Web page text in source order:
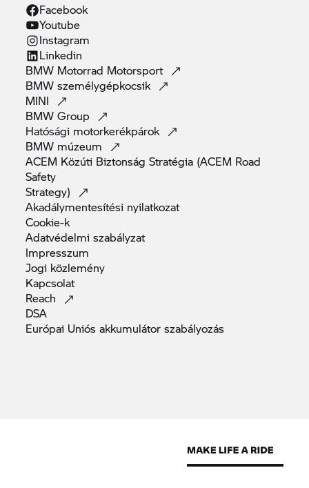
Facebook
Youtube
Instagram
Linkedin
BMW Motorrad Motorsport
BMWszemélygépkocsik
MINI
BMWGroup
Hatósági motorkerékpárok
BMW múzeum
ACEM Közúti Biztonság Stratégia (ACEM Road
Safety
Strategy)
Akadálymentesítési nyilatkozat
Cookie-k
Adatvédelmiszabályzat
Impresszum
Jogi közlemény
Kapcsolat
Reach
DSA
Európai Uniós akkumulátorszabályozás